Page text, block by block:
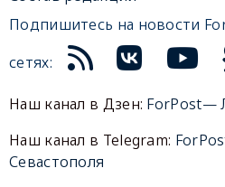
Подпишитесь на новости
сетях:
Наш канал в Дзен: ForPost—
Наш канал в Telegram:
Севастополя